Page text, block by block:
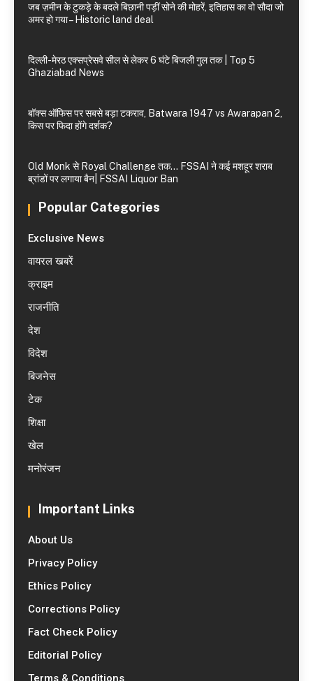
जब ज़मीन के टुकड़े के बदले बिछानी पड़ीं सोने की मोहरें, इतिहास का वो सौदा जो
अमर हो गया – Historic land deal
दिल्ली-मेरठ एक्सप्रेसवे सील से लेकर 6 घंटे बिजली गुल तक | Top 5
Ghaziabad News
बॉक्स ऑफिस पर सबसे बड़ा टकराव, Batwara 1947 vs Awarapan 2,
किस पर फिदा होंगे दर्शक?
Old Monk से Royal Challenge तक… FSSAI ने कई मशहूर शराब
ब्रांडों पर लगाया बैन| FSSAI Liquor Ban
Popular Categories
Exclusive News
वायरल खबरें
क्राइम
राजनीति
देश
विदेश
बिजनेस
टेक
शिक्षा
खेल
मनोरंजन
Important Links
About Us
Privacy Policy
Ethics Policy
Corrections Policy
Fact Check Policy
Editorial Policy
Terms & Conditions